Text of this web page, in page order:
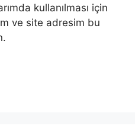
kullanılması için
ve site adresim bu